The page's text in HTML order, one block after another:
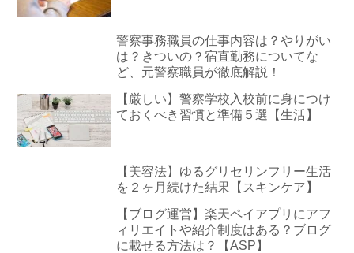
警察事務職員の仕事内容は？やりがい
は？きついの？宿直勤務についてな
ど、元警察職員が徹底解説！
【厳しい】警察学校入校前に身につけ
ておくべき習慣と準備５選【生活】
【美容法】ゆるグリセリンフリー生活
を２ヶ月続けた結果【スキンケア】
【ブログ運営】楽天ペイアプリにアフ
ィリエイトや紹介制度はある？ブログ
に載せる方法は？【ASP】